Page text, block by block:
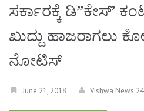
ಸರ್ಕಾರಕ್ಕೆ ಡಿ”ಕೇಸ್‌’
ಖುದ್ದು ಹಾಜರಾಗಲು
ನೋಟಿಸ್‌
June 21, 2018 Vishwa News 24